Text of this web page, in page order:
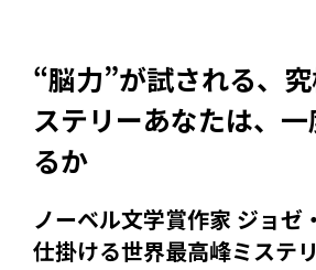
“脳力”が試される、
ステリーあなたは、
るか――
ノーベル文学賞作家 ジョゼ
仕掛ける世界最高峰ミステ